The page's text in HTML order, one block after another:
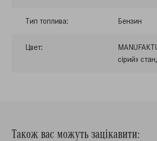
Тип топлива: Бензин
Цвет:
сірий»
Також вас можуть зацікавити: